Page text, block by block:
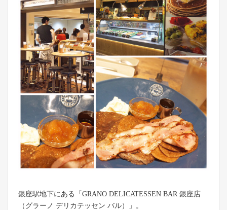
銀座駅地下にある「GRANO DELICATESSEN BAR 銀座店
（グラーノ デリカテッセン バル）」。